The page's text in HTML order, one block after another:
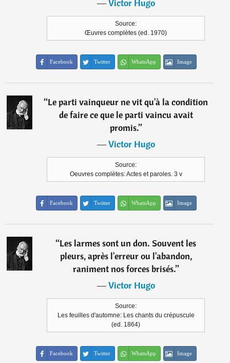
―Victor Hugo
Source:
Œuvres complètes (ed. 1970)
Facebook Twitter WhatsApp Image
“Le parti vainqueur ne vit qu'à la condition
de faire ce que le parti vaincu avait
promis.”
―Victor Hugo
Source:
Oeuvres complètes: Actes et paroles. 3 v
Facebook Twitter WhatsApp Image
“Les larmes sont un don. Souvent les
pleurs, après l'erreur ou l'abandon,
raniment nos forces brisés.”
―Victor Hugo
Source:
Les feuilles d'automne: Les chants du crépuscule
(ed. 1864)
Facebook Twitter WhatsApp Image